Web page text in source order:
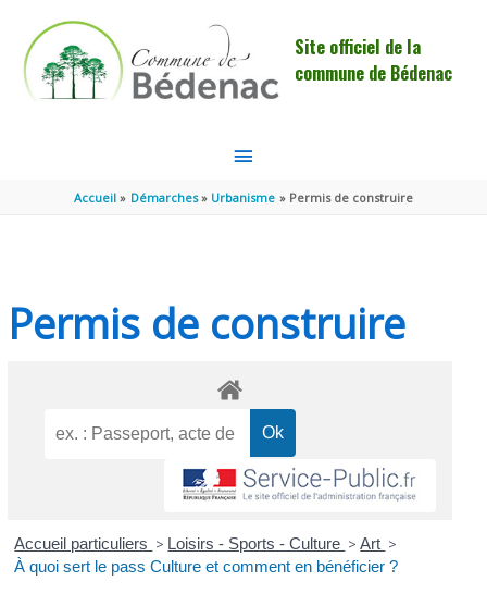
Site officiel de la
commune de Bédenac
MENU
PRINCIPAL
Accueil Démarches Urbanisme Permis de construire
Permis de construire
Accueil particuliers > Loisirs - Sports - Culture > Art >
À quoi sert le pass Culture et comment en bénéficier ?